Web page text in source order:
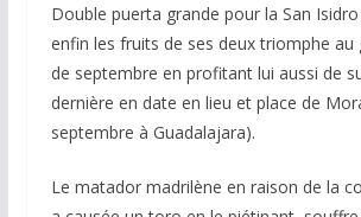
Double puerta grande pour la San
enfin les fruits de ses deux triomphe au
de septembre en profitant lui aussi de
dernière en date en lieu et place de
septembre à Guadalajara).
Le matador madrilène en raison de la